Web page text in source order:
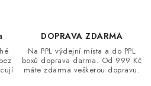
DOPRAVA ZDARMA
Na PPL výdejní místa a do PPL
boxů doprava darma. Od 999 Kč
máte zdarma veškerou dopravu.